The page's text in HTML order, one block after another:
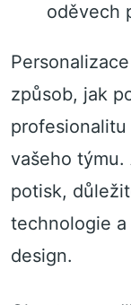
oděvech
způsob, jak
vašeho
potisk,
technologie
design.